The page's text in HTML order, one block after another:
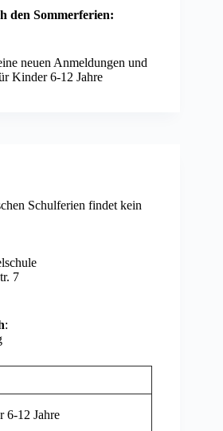
den Sommerferien:
neuen Anmeldungen und
Kinder 6-12 Jahre
Schulferien findet kein
7
:
6-12 Jahre